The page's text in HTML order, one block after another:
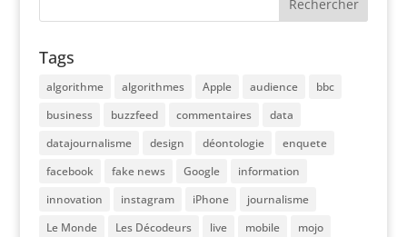
Tags
algorithme algorithmes Apple audience
bbc
business
buzzfeed commentaires
data
datajournalisme
design déontologie
enquete
facebook
fake news Google
information
innovation
instagram iPhone
journalisme
Le Monde
Les Décodeurs live mobile
mojo